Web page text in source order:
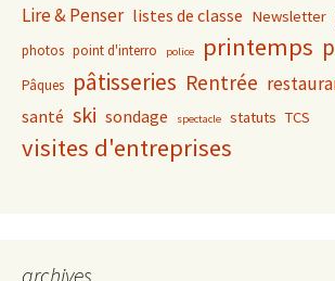
Lire & Penser listes de classe Newsletter
photos point d'interro police printemps
Pâques pâtisseries Rentrée
santé ski sondage spectacle statuts TCS
visites d'entreprises
archives